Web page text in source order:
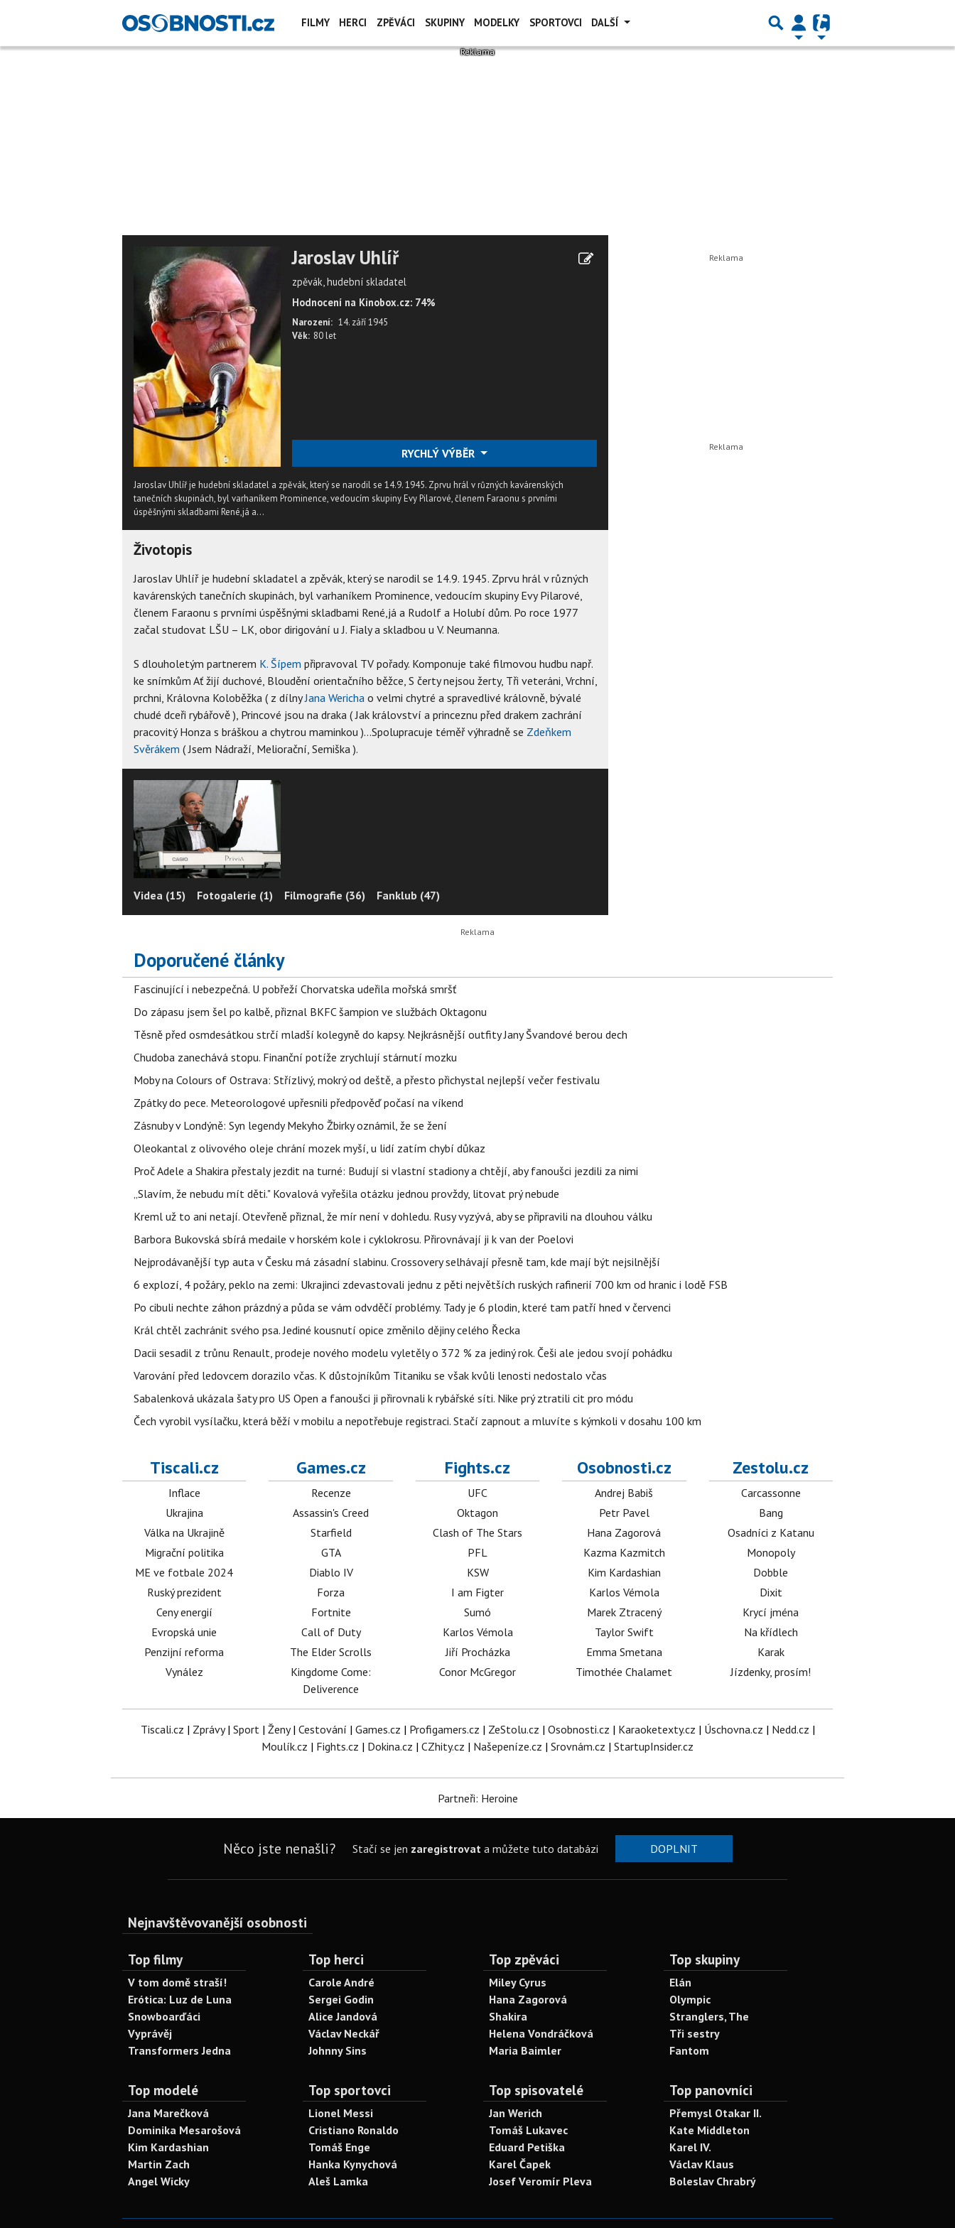
FILMY HERCI ZPĚVÁCI SKUPINY MODELKY SPORTOVCI DALŠÍ
Jaroslav Uhlíř
zpěvák, hudební skladatel
Hodnocení na Kinobox.cz: 74%
Narození: 14. září 1945
Věk: 80 let
RYCHLÝ VÝBĚR
Jaroslav Uhlíř je hudební skladatel a zpěvák, který se narodil se 14.9. 1945. Zprvu hrál v různých kavárenských
tanečních skupinách, byl varhaníkem Prominence, vedoucím skupiny Evy Pilarové, členem Faraonu s prvními
úspěšnými skladbami René,já a...
Životopis
Jaroslav Uhlíř je hudební skladatel a zpěvák, který se narodil se 14.9. 1945. Zprvu hrál v různých
kavárenských tanečních skupinách, byl varhaníkem Prominence, vedoucím skupiny Evy Pilarové,
členem Faraonu s prvními úspěšnými skladbami René,já a Rudolf a Holubí dům. Po roce 1977
začal studovat LŠU – LK, obor dirigování u J. Fialy a skladbou u V. Neumanna.
S dlouholetým partnerem K. Šípem připravoval TV pořady. Komponuje také filmovou hudbu např.
ke snímkům Ať žijí duchové, Bloudění orientačního běžce, S čerty nejsou žerty, Tři veteráni, Vrchní,
prchni, Královna Koloběžka ( z dílnyJana Wericha o velmi chytré a spravedlivé královně, bývalé
chudé dceři rybářově ), Princové jsou na draka ( Jak království a princeznu před drakem zachrání
pracovitý Honza s bráškou a chytrou maminkou )…Spolupracuje téměř výhradně se Zdeňkem
Svěrákem ( Jsem Nádraží, Meliorační, Semiška ).
Videa (15) Fotogalerie (1) Filmografie (36) Fanklub (47)
Doporučené články
Fascinující i nebezpečná. U pobřeží Chorvatska udeřila mořská smršť
Do zápasu jsem šel po kalbě, přiznal BKFC šampion ve službách Oktagonu
Těsně před osmdesátkou strčí mladší kolegyně do kapsy. Nejkrásnější outfity Jany Švandové berou dech
Chudoba zanechává stopu. Finanční potíže zrychlují stárnutí mozku
Moby na Colours of Ostrava: Střízlivý, mokrý od deště, a přesto přichystal nejlepší večer festivalu
Zpátky do pece. Meteorologové upřesnili předpověď počasí na víkend
Zásnuby v Londýně: Syn legendy Mekyho Žbirky oznámil, že se žení
Oleokantal z olivového oleje chrání mozek myší, u lidí zatím chybí důkaz
Proč Adele a Shakira přestaly jezdit na turné: Budují si vlastní stadiony a chtějí, aby fanoušci jezdili za nimi
„Slavím, že nebudu mít děti." Kovalová vyřešila otázku jednou provždy, litovat prý nebude
Kreml už to ani netají. Otevřeně přiznal, že mír není v dohledu. Rusy vyzývá, aby se připravili na dlouhou válku
Barbora Bukovská sbírá medaile v horském kole i cyklokrosu. Přirovnávají ji k van der Poelovi
Nejprodávanější typ auta v Česku má zásadní slabinu. Crossovery selhávají přesně tam, kde mají být nejsilnější
6 explozí, 4 požáry, peklo na zemi: Ukrajinci zdevastovali jednu z pěti největších ruských rafinerií 700 km od hranic i lodě FSB
Po cibuli nechte záhon prázdný a půda se vám odvděčí problémy. Tady je 6 plodin, které tam patří hned v červenci
Král chtěl zachránit svého psa. Jediné kousnutí opice změnilo dějiny celého Řecka
Dacii sesadil z trůnu Renault, prodeje nového modelu vyletěly o 372 % za jediný rok. Češi ale jedou svojí pohádku
Varování před ledovcem dorazilo včas. K důstojníkům Titaniku se však kvůli lenosti nedostalo včas
Sabalenková ukázala šaty pro US Open a fanoušci ji přirovnali k rybářské síti. Nike prý ztratili cit pro módu
Čech vyrobil vysílačku, která běží v mobilu a nepotřebuje registraci. Stačí zapnout a mluvíte s kýmkoli v dosahu 100 km
Tiscali.cz
Inflace
Ukrajina
Válka na Ukrajině
Migrační politika
ME ve fotbale 2024
Ruský prezident
Ceny energií
Evropská unie
Penzijní reforma
Vynález
Games.cz
Recenze
Assassin's Creed
Starfield
GTA
Diablo IV
Forza
Fortnite
Call of Duty
The Elder Scrolls
Kingdome Come:
Deliverence
Fights.cz
UFC
Oktagon
Clash of The Stars
PFL
KSW
I am Figter
Sumó
Karlos Vémola
Jiří Procházka
Conor McGregor
Osobnosti.cz
Andrej Babiš
Petr Pavel
Hana Zagorová
Kazma Kazmitch
Kim Kardashian
Karlos Vémola
Marek Ztracený
Taylor Swift
Emma Smetana
Timothée Chalamet
Zestolu.cz
Carcassonne
Bang
Osadníci z Katanu
Monopoly
Dobble
Dixit
Krycí jména
Na křídlech
Karak
Jízdenky, prosím!
Tiscali.cz | Zprávy| Sport| Ženy| Cestování | Games.cz | Profigamers.cz | ZeStolu.cz | Osobnosti.cz | Karaoketexty.cz | Úschovna.cz | Nedd.cz |
Moulík.cz | Fights.cz | Dokina.cz | CZhity.cz | Našepeníze.cz | Srovnám.cz | StartupInsider.cz
Partneři: Heroine
Něco jste nenašli? Stačí se jen zaregistrovata můžete tuto databázi DOPLNIT
Nejnavštěvovanější osobnosti
Top filmy
V tom domě straší!
Erótica: Luz de Luna
Snowboarďáci
Vyprávěj
Transformers Jedna
Top herci
Carole André
Sergei Godin
Alice Jandová
Václav Neckář
Johnny Sins
Top zpěváci
Miley Cyrus
Hana Zagorová
Shakira
Helena Vondráčková
Maria Baimler
Top skupiny
Elán
Olympic
Stranglers, The
Tři sestry
Fantom
Top modelé
Jana Marečková
Dominika Mesarošová
Kim Kardashian
Martin Zach
Angel Wicky
Top sportovci
Lionel Messi
Cristiano Ronaldo
Tomáš Enge
Hanka Kynychová
Aleš Lamka
Top spisovatelé
Jan Werich
Tomáš Lukavec
Eduard Petiška
Karel Čapek
Josef Veromír Pleva
Top panovníci
Přemysl Otakar II.
Kate Middleton
Karel IV.
Václav Klaus
Boleslav Chrabrý